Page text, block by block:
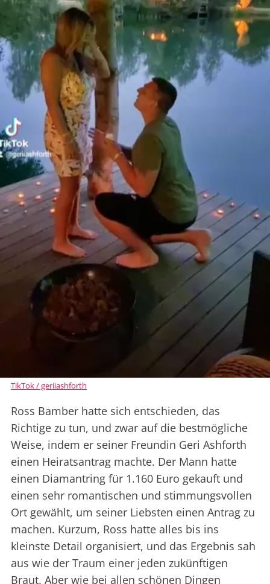
TikTok / geriiashforth
Ross Bamber hatte sich entschieden, das
Richtige zu tun, und zwar auf die bestmögliche
Weise, indem er seiner Freundin Geri Ashforth
einen Heiratsantrag machte. Der Mann hatte
einen Diamantring für 1.160 Euro gekauft und
einen sehr romantischen und stimmungsvollen
Ort gewählt, um seiner Liebsten einen Antrag zu
machen. Kurzum, Ross hatte alles bis ins
kleinste Detail organisiert, und das Ergebnis sah
aus wie der Traum einer jeden zukünftigen
Braut. Aber wie bei allen schönen Dingen